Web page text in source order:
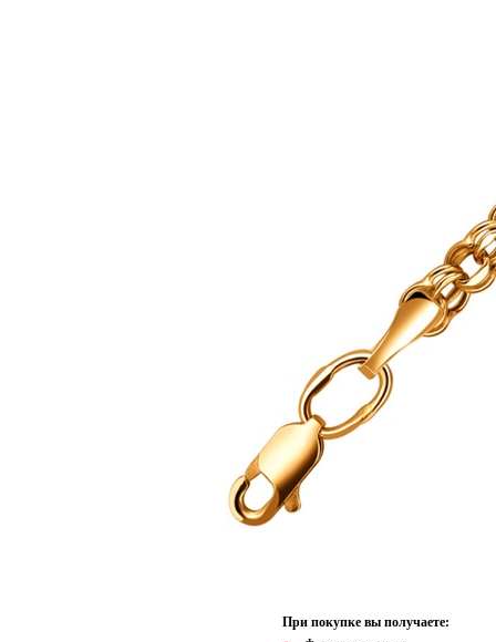
При покупке вы получаете: